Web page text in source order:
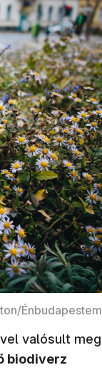
Énbudapestem
valósult meg
biodiverz